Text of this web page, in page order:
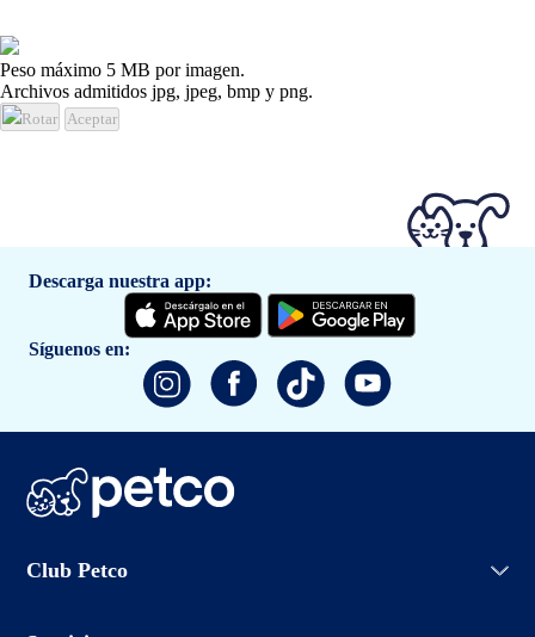
Peso máximo 5 MB por imagen.
Archivos admitidos jpg, jpeg, bmp y png.
Rotar Aceptar
Descarga nuestra app:
Síguenos en:
Club Petco
Iniciar sesión